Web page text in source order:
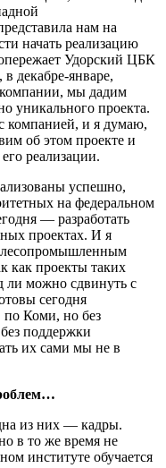
нам на
начать реализацию
Удорский ЦБК
декабре-январе,
мы дадим
уникального проекта.
компанией, и я думаю,
об этом проекте и
реализации.
успешно,
на федеральном
— разработать
проектах. И я
лесопромышленным
как проекты таких
ли можно сдвинуть с
сегодня
по Коми, но без
поддержки
их сами мы не в
из них — кадры.
в то же время не
институте обучается